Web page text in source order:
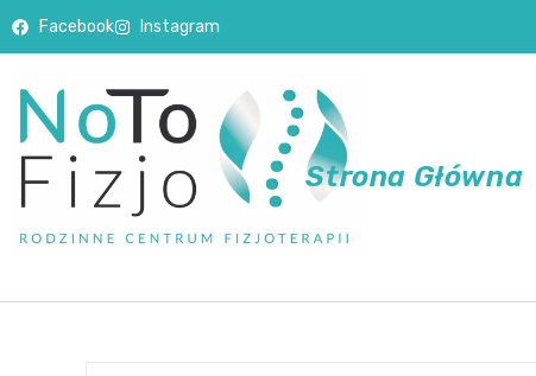
Facebook Instagram
Strona Główna